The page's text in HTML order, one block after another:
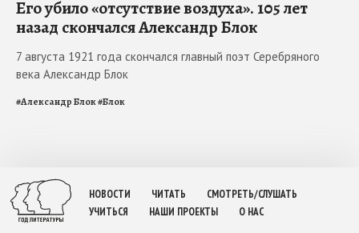
Его убило «отсутствие воздуха». 105 лет
назад скончался Александр Блок
7 августа 1921 года скончался главный поэт Серебряного
века Александр Блок
#Александр Блок#Блок
НОВОСТИ ЧИТАТЬ
СМОТРЕТЬ/СЛУШАТЬ
УЧИТЬСЯ
НАШИ ПРОЕКТЫ О НАС